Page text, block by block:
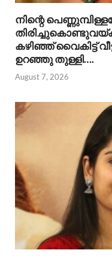
നിന്റെ
കഴിഞ്ഞ് വൈകിട്ട്
ഉറഞ്ഞു തുള്ളി….
August 7, 2026